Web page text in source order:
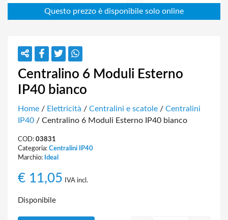
Centralino 6 Moduli Esterno
IP40 bianco
Home / Elettricità / Centralini e scatole / Centralini
IP40 / Centralino 6 Moduli Esterno IP40 bianco
COD: 03831
Categoria: Centralini IP40
Marchio: Ideal
€ 11,05 IVA incl.
Disponibile